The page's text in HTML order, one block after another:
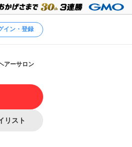
イン・登録
アーサロン
リスト